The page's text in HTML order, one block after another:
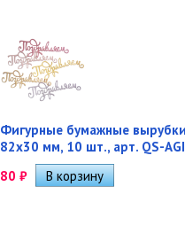
Фигурные бумажные
82х30 мм, 10 шт., арт. QS-
80 ₽